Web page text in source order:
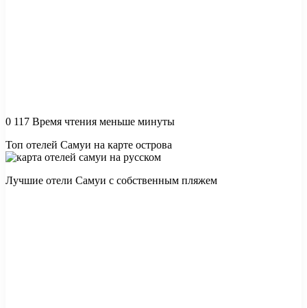
0 117 Время чтения меньше минуты
Топ отелей Самуи на карте острова
Лучшие отели Самуи с собственным пляжем